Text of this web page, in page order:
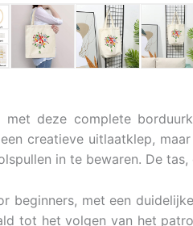
deze complete
creatieve uitlaatklep,
in te bewaren. De
beginners, met een
tot het volgen van het